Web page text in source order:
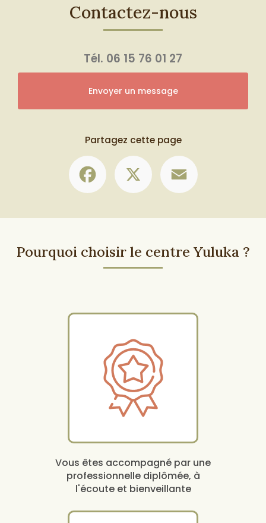
Contactez-nous
Tél. 06 15 76 01 27
Envoyer un message
Partagez cette page
Facebook
Pourquoi choisir le centre Yuluka ?
Vous êtes accompagné par une
professionnelle diplômée, à
l'écoute et bienveillante